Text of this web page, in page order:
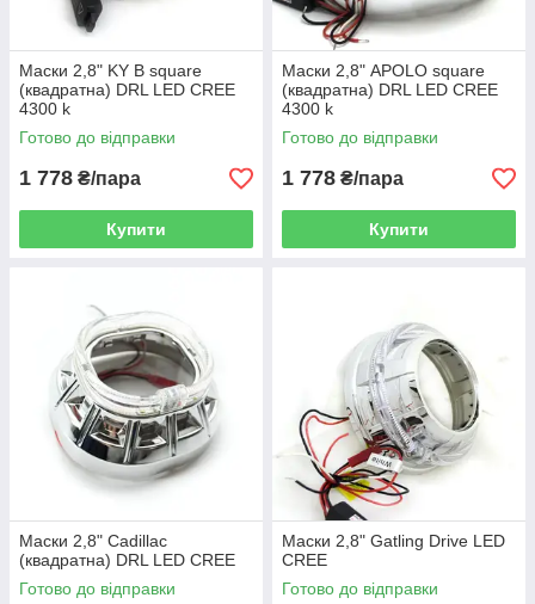
Маски 2,8" KY B square
(квадратна) DRL LED CREE
4300 k
Готово до відправки
1 778 ₴/пара
Купити
Маски 2,8" APOLO square
(квадратна) DRL LED CREE
4300 k
Готово до відправки
1 778 ₴/пара
Купити
Маски 2,8" Cadillac
(квадратна) DRL LED CREE
Готово до відправки
Маски 2,8" Gatling Drive LED
CREE
Готово до відправки